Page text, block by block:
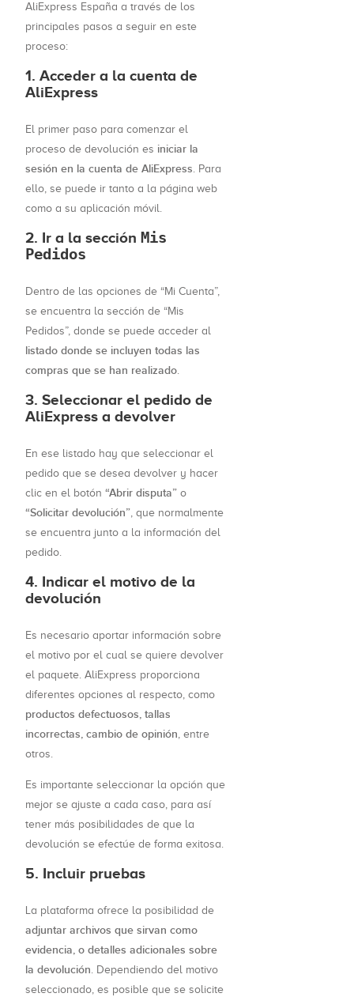
AliExpress España a través de los
principales pasos a seguir en este
proceso:
1. Acceder a la cuenta de
AliExpress
El primer paso para comenzar el
proceso de devolución es iniciar la
sesión en la cuenta de AliExpress. Para
ello, se puede ir tanto a la página web
como a su aplicación móvil.
2. Ir a la sección Mis
Pedidos
Dentro de las opciones de “Mi Cuenta”,
se encuentra la sección de “Mis
Pedidos”, donde se puede acceder al
listado donde se incluyen todas las
compras que se han realizado.
3. Seleccionar el pedido de
AliExpress a devolver
En ese listado hay que seleccionar el
pedido que se desea devolver y hacer
clic en el botón “Abrir disputa” o
“Solicitar devolución”, que normalmente
se encuentra junto a la información del
pedido.
4. Indicar el motivo de la
devolución
Es necesario aportar información sobre
el motivo por el cual se quiere devolver
el paquete. AliExpress proporciona
diferentes opciones al respecto, como
productos defectuosos, tallas
incorrectas, cambio de opinión, entre
otros.
Es importante seleccionar la opción que
mejor se ajuste a cada caso, para así
tener más posibilidades de que la
devolución se efectúe de forma exitosa.
5. Incluir pruebas
La plataforma ofrece la posibilidad de
adjuntar archivos que sirvan como
evidencia, o detalles adicionales sobre
la devolución. Dependiendo del motivo
seleccionado, es posible que se solicite